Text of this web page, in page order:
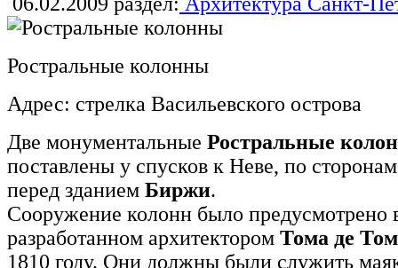
Ростральные колонны
Адрес: стрелка Васильевского острова
Две монументальные Ростральные
поставлены у спусков к Неве, по
перед зданием Биржи.
Сооружение колонн было предусмотрено
разработанном архитектором Тома де
1810 году. Они должны были служить